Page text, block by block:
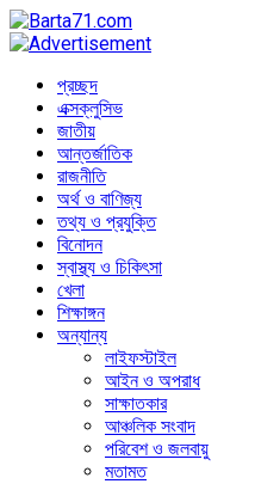
প্রচ্ছদ
এক্সক্লুসিভ
জাতীয়
আন্তর্জাতিক
রাজনীতি
অর্থ ও বাণিজ্য
তথ্য ও প্রযুক্তি
বিনোদন
স্বাস্থ্য ও চিকিৎসা
খেলা
শিক্ষাঙ্গন
অন্যান্য
লাইফস্টাইল
আইন ও অপরাধ
সাক্ষাতকার
আঞ্চলিক সংবাদ
পরিবেশ ও জলবায়ু
মতামত